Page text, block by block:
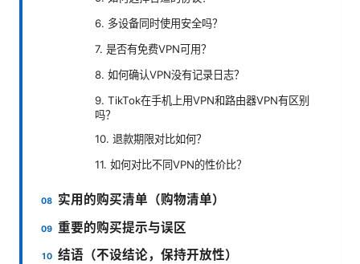
6. 多设备同时使用安全吗？
7. 是否有免费VPN可用？
8. 如何确认VPN没有记录日志？
9. TikTok在手机上用VPN和路由器VPN有区别
吗？
10. 退款期限对比如何？
11. 如何对比不同VPN的性价比？
实用的购买清单（购物清单）
重要的购买提示与误区
结语（不设结论，保持开放性）